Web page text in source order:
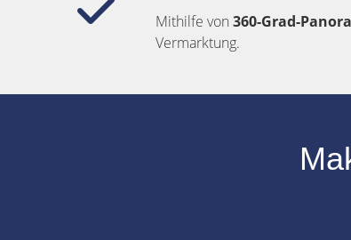
Mithilfe von 360-Grad-
Vermarktung.